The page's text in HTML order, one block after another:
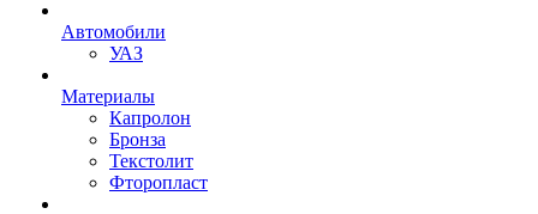
Автомобили
УАЗ
Материалы
Капролон
Бронза
Текстолит
Фторопласт